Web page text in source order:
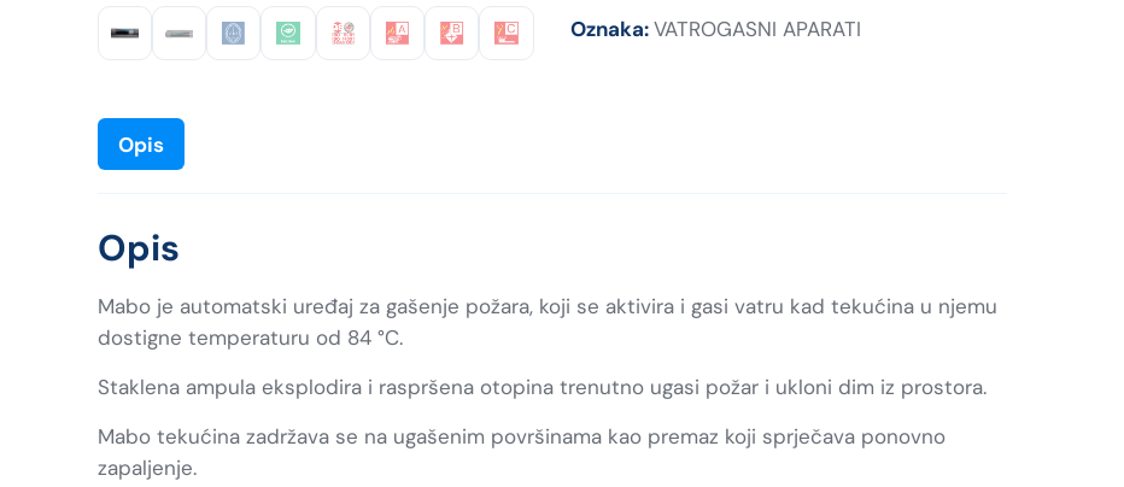
Oznaka:VATROGASNI APARATI
Opis
Opis
Mabo je automatski uređaj za gašenje požara, koji se aktivira i gasi vatru kad tekućina u njemu
dostigne temperaturu od 84 °C.
Staklena ampula eksplodira i raspršena otopina trenutno ugasi požar i ukloni dim iz prostora.
Mabo tekućina zadržava se na ugašenim površinama kao premaz koji sprječava ponovno
zapaljenje.